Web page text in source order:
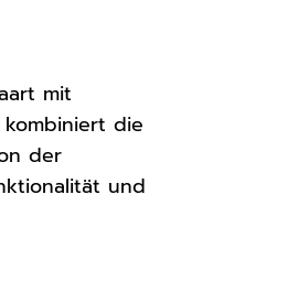
mit
die
der
und